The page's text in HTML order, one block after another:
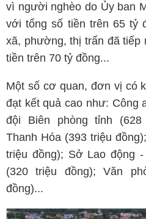
vì người nghèo do Ủy ban
với tổng số tiền trên 65 tỷ
xã, phường, thị trấn đã tiếp
tiền trên 70 tỷ đồng...
Một số cơ quan, đơn vị có
đạt kết quả cao như: Công
đội Biên phòng tỉnh
Thanh Hóa (393 triệu
triệu đồng); Sở Lao động
(320 triệu đồng); Văn
đồng)...